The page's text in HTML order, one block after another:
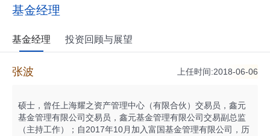
基金经理
基金经理 投资回顾与展望
张波 上任时间:2018-06-06
硕士，曾任上海耀之资产管理中心（有限合伙）交易员，鑫元
基金管理有限公司交易员，鑫元基金管理有限公司交易副总监
（主持工作）；自2017年10月加入富国基金管理有限公司，历